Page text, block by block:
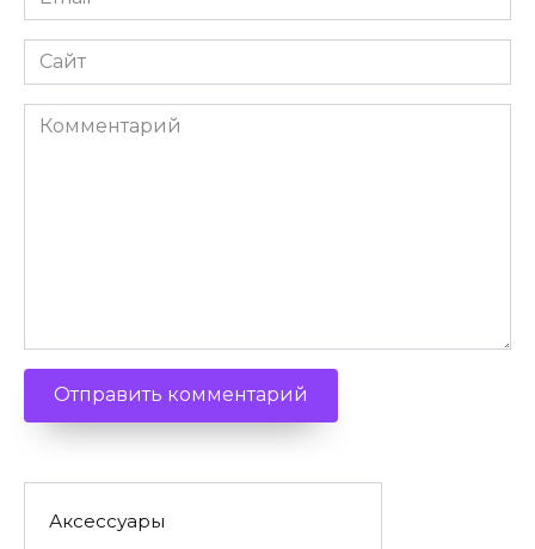
Сайт
Комментарий
Аксессуары